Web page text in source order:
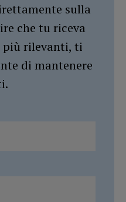
sulla
che tu riceva
più rilevanti, ti
di mantenere